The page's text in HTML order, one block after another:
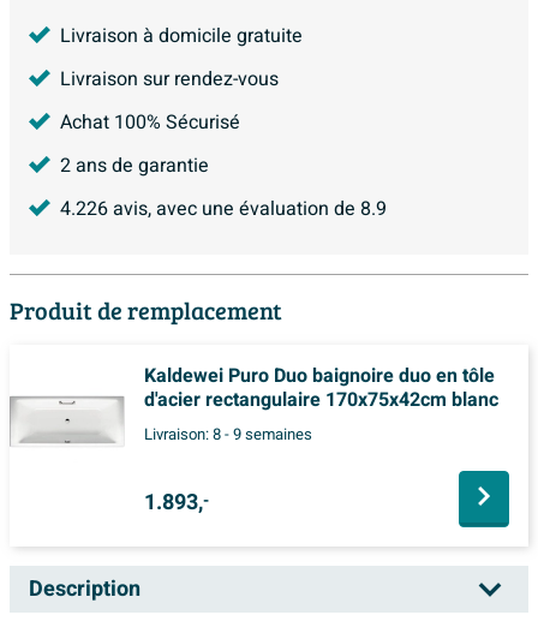
Livraison à domicile gratuite
Livraison sur rendez-vous
Achat 100% Sécurisé
2 ans de garantie
4.226avis, avec une évaluation de 8.9
Produit de remplacement
Kaldewei Puro Duo baignoire duo en tôle
d'acier rectangulaire 170x75x42cm blanc
Livraison:8 - 9 semaines
1.893,-
Description